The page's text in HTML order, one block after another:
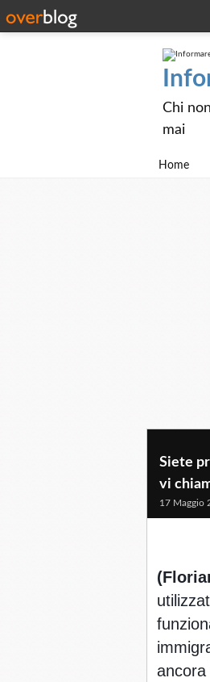
Chi
mai
Home
Siete
vi
17 Maggio